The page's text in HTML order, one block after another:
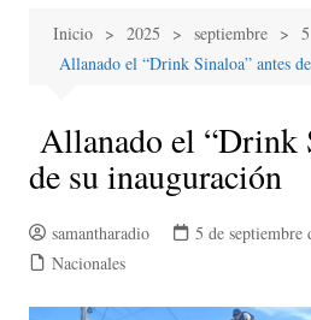
Inicio 2025 septiembre
5
Allanado el “Drink Sinaloa” antes
Allanado el “Drink
de su inauguración
samantharadio 5 de septiembre
Nacionales